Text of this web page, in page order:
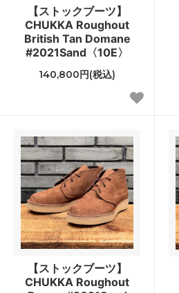
【ストックブーツ】
CHUKKA Roughout
British Tan Domane
#2021Sand〈10E〉
140,800円(税込)
【ストックブーツ】
CHUKKA Roughout